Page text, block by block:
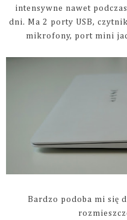
intensywne nawet
dni. Ma 2 porty USB,
mikrofony, port mini
Bardzo podoba mi się